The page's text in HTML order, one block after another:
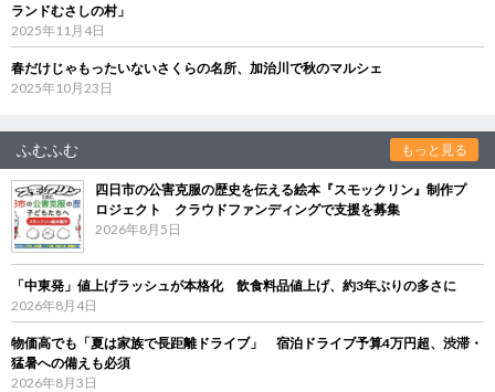
ランドむさしの村」
2025年11月4日
春だけじゃもったいないさくらの名所、加治川で秋のマルシェ
2025年10月23日
ふむふむ もっと見る
四日市の公害克服の歴史を伝える絵本『スモックリン』制作プ
ロジェクト クラウドファンディングで支援を募集
2026年8月5日
「中東発」値上げラッシュが本格化 飲食料品値上げ、約3年ぶりの多さに
2026年8月4日
物価高でも「夏は家族で長距離ドライブ」 宿泊ドライブ予算4万円超、渋滞・
猛暑への備えも必須
2026年8月3日